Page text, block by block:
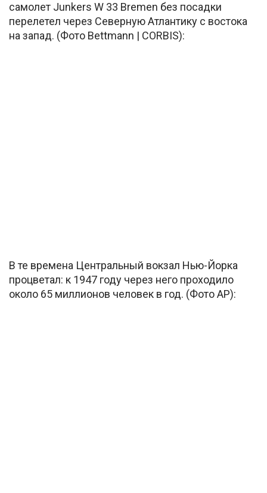
самолет Junkers W 33 Bremen без посадки
перелетел через Северную Атлантику с востока
на запад. (Фото Bettmann | CORBIS):
В те времена Центральный вокзал Нью-Йорка
процветал: к 1947 году через него проходило
около 65 миллионов человек в год. (Фото AP):